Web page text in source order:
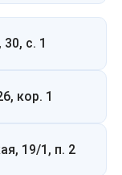
с. 1
кор. 1
19/1, п. 2